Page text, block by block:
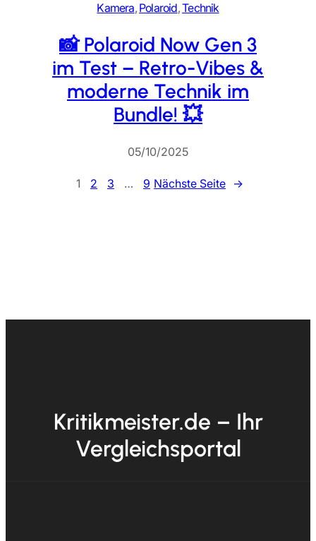
Kamera, Polaroid, Technik
📸 Polaroid Now Gen 3
im Test – Retro-Vibes &
moderne Technik im
Bundle! 💥
05/10/2025
1 2 3 … 9 Nächste Seite →
Kritikmeister.de – Ihr
Vergleichsportal